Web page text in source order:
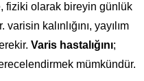
fiziki olarak bireyin günlük
kalınlığını, yayılım
Varis hastalığını;
mümkündür.